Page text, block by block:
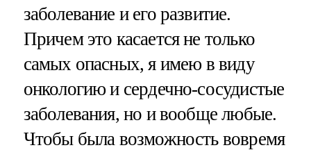
заболевание и его развитие.
Причем это касается не только
самых опасных, я имею в виду
онкологию и сердечно-сосудистые
заболевания, но и вообще любые.
Чтобы была возможность вовремя